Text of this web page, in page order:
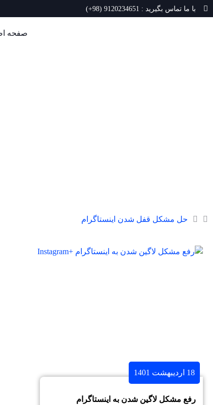
با ما تماس بگیرید : 9120234651 (98+)
صفحه
حل مشکل قفل شدن اینستاگرام
18 اردیبهشت 1401
رفع مشکل لاگین شدن به اینستاگرام